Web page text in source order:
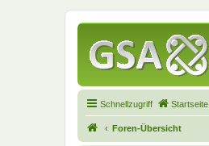
Schnellzugriff Startseite
Foren-Übersicht